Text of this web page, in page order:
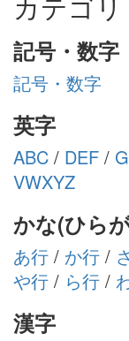
記号・数字
記号・数字
英字
ABC / DEF /
VWXYZ
かな(ひら
あ行 / か行 /
や行 / ら行 /
漢字